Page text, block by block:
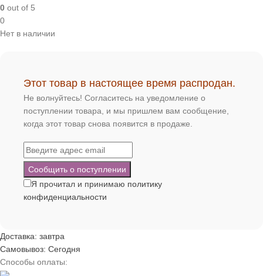
0 out of 5
0
Нет в наличии
Этот товар в настоящее время распродан.
Не волнуйтесь! Согласитесь на уведомление о
поступлении товара, и мы пришлем вам сообщение,
когда этот товар снова появится в продаже.
Я прочитал и принимаю политику
конфиденциальности
Доставка: завтра
Самовывоз: Сегодня
Способы оплаты: